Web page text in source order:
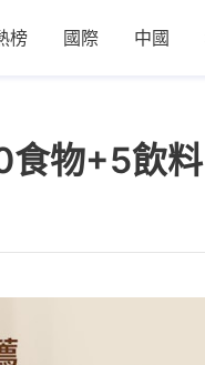
榜 國際 中國
食物+5飲